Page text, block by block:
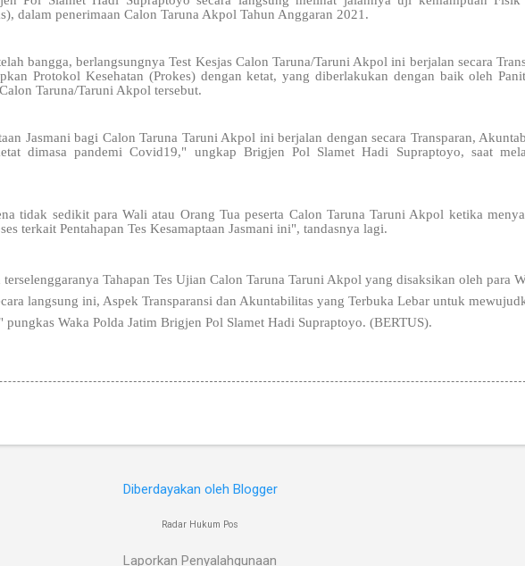
dalam penerimaan Calon Taruna Akpol Tahun Anggaran 2021.
bangga, berlangsungnya Test Kesjas Calon Taruna/Taruni Akpol ini berjalan secara
Protokol Kesehatan (Prokes) dengan ketat, yang diberlakukan dengan baik oleh
Taruna/Taruni Akpol tersebut.
Jasmani bagi Calon Taruna Taruni Akpol ini berjalan dengan secara Transparan,
dimasa pandemi Covid19," ungkap Brigjen Pol Slamet Hadi Supraptoyo, saat
tidak sedikit para Wali atau Orang Tua peserta Calon Taruna Taruni Akpol ketika
terkait Pentahapan Tes Kesamaptaan Jasmani ini", tandasnya lagi.
Tahapan Tes Ujian Calon Taruna Taruni Akpol yang disaksikan oleh para
langsung ini, Aspek Transparansi dan Akuntabilitas yang Terbuka Lebar untuk
pungkas Waka Polda Jatim Brigjen Pol Slamet Hadi Supraptoyo. (BERTUS).
Diberdayakan oleh Blogger
Radar Hukum Pos
Laporkan Penyalahgunaan